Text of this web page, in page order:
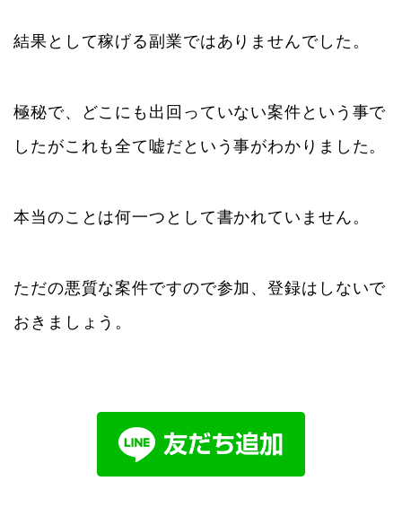
結果として稼げる副業ではありませんでした。
極秘で、どこにも出回っていない案件という事で
したがこれも全て嘘だという事がわかりました。
本当のことは何一つとして書かれていません。
ただの悪質な案件ですので参加、登録はしないで
おきましょう。